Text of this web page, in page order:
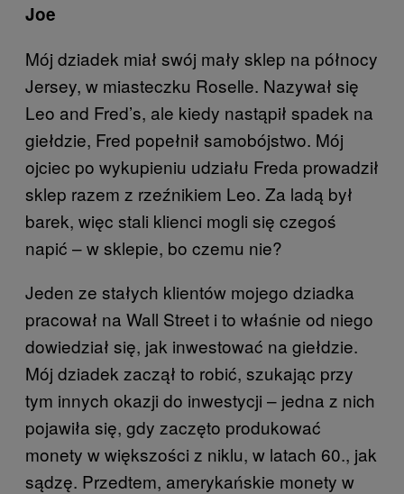
Joe
Mój dziadek miał swój mały sklep na północy
Jersey, w miasteczku Roselle. Nazywał się
Leo and Fred’s, ale kiedy nastąpił spadek na
giełdzie, Fred popełnił samobójstwo. Mój
ojciec po wykupieniu udziału Freda prowadził
sklep razem z rzeźnikiem Leo. Za ladą był
barek, więc stali klienci mogli się czegoś
napić – w sklepie, bo czemu nie?
Jeden ze stałych klientów mojego dziadka
pracował na Wall Street i to właśnie od niego
dowiedział się, jak inwestować na giełdzie.
Mój dziadek zaczął to robić, szukając przy
tym innych okazji do inwestycji – jedna z nich
pojawiła się, gdy zaczęto produkować
monety w większości z niklu, w latach 60., jak
sądzę. Przedtem, amerykańskie monety w